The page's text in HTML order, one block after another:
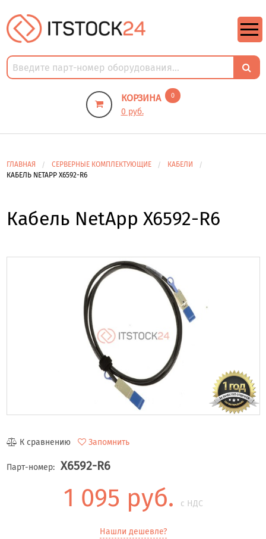
КОРЗИНА 0
0 руб.
ГЛАВНАЯ СЕРВЕРНЫЕ КОМПЛЕКТУЮЩИЕ
КАБЕЛИ
КАБЕЛЬ NETAPP X6592-R6
Кабель NetApp X6592-R6
К сравнению Запомнить
Парт-номер: X6592-R6
1 095 руб. с НДС
Нашли дешевле?